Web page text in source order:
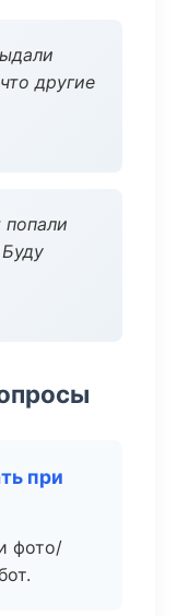
другие
попали
при
фото/